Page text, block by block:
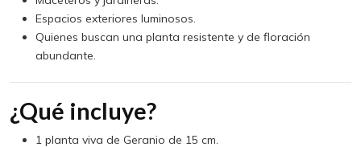
Espacios exteriores luminosos.
Quienes buscan una planta resistente y de floración
abundante.
¿Qué incluye?
1 planta viva de Geranio de 15 cm.